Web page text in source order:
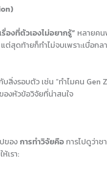
รื่องที่ตัวเองไม่อยากรู้” หลายค
สุดท้ายก็ทำไม่จบเพราะเบื่อก
บสิ่งรอบตัว เช่น “ทำไมคน
องหัวข้อวิจัยที่น่าสนใจ
ของ การทำวิจัยคือการไปดูว่าช
เรา: